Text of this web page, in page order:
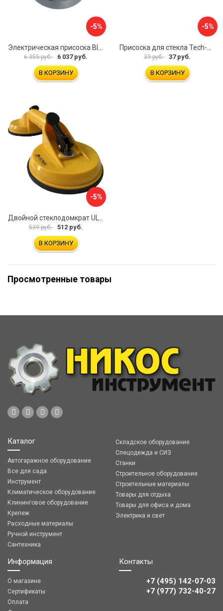
-5%
6 355 руб. 6 037 руб.
В КОРЗИНУ
-5%
39 руб. 37 руб.
В КОРЗИНУ
-5%
Двойной стеклодомкрат ULTIMA 2
539 руб. 512 руб.
В КОРЗИНУ
Просмотренные товары
Каталог
Автогаражное оборудование
Все для сада
Инструмент
Климатическое оборудование
Клининговое оборудование
Крепеж
Расходные материалы
Ручной инструмент
Сантехника
Складское оборудование
Спецодежда и СИЗ
Станки
Строительное оборудование
Строительные материалы
Товары для отдыха
Товары для офиса и дома
Электрика и свет
Информация
О магазине
Сертификаты
Оплата
Контакты
+7 (495) 142-07-03
‎‎+7 (977) 732-40-27